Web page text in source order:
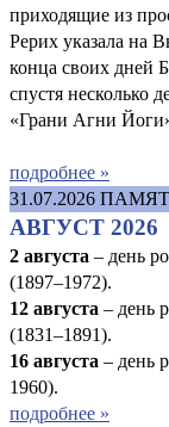
приходящие из
Рерих указала на
конца своих дней
спустя несколько
«Грани Агни
подробнее »
31.07.2026
АВГУСТ 2026
2 августа – день
(1897–1972).
12 августа – день
(1831–1891).
16 августа – день
1960).
подробнее »